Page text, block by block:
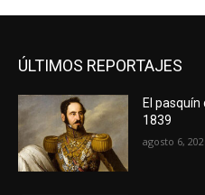
ÚLTIMOS REPORTAJES
El
1839
agosto 6,